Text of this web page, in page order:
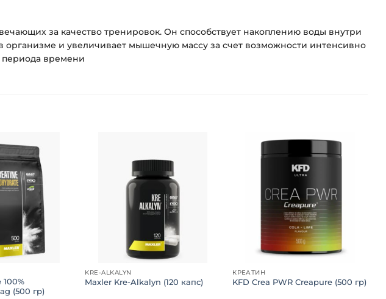
за качество тренировок. Он способствует накоплению воды внутри
организме и увеличивает мышечную массу за счет возможности интенсивно
периода времени
Добавить
в список
желаний
100%
(500 гр)
KRE-ALKALYN
Maxler Kre-Alkalyn (120 капс)
КРЕАТИН
KFD Crea PWR Creapure (500 гр)